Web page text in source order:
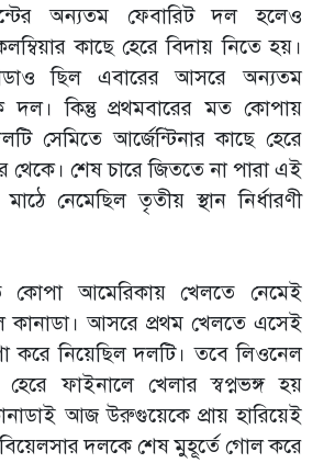
অন্যতম ফেবারিট দল হলেও
কাছে হেরে বিদায় নিতে হয়।
ছিল এবারের আসরে অন্যতম
দল। কিন্তু প্রথমবারের মত কোপায়
সেমিতে আর্জেন্টিনার কাছে হেরে
থেকে। শেষ চারে জিততে না পারা এই
নেমেছিল তৃতীয় স্থান নির্ধারণী
কোপা আমেরিকায় খেলতে নেমেই
কানাডা। আসরে প্রথম খেলতে এসেই
করে নিয়েছিল দলটি। তবে লিওনেল
ফাইনালে খেলার স্বপ্নভঙ্গ হয়
আজ উরুগুয়েকে প্রায় হারিয়েই
দলকে শেষ মুহূর্তে গোল করে